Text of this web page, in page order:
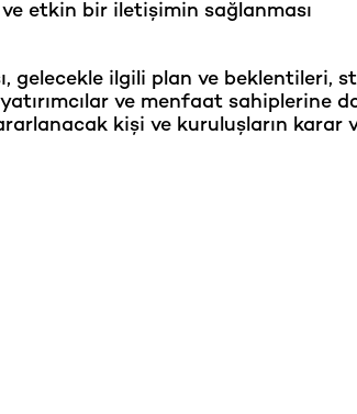
etkin bir iletişimin sağlanması
gelecekle ilgili plan ve beklentileri,
ve menfaat sahiplerine
kişi ve kuruluşların karar